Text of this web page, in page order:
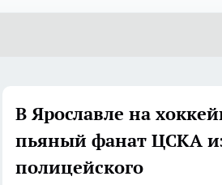
В Ярославле на
пьяный фанат ЦСКА
полицейского